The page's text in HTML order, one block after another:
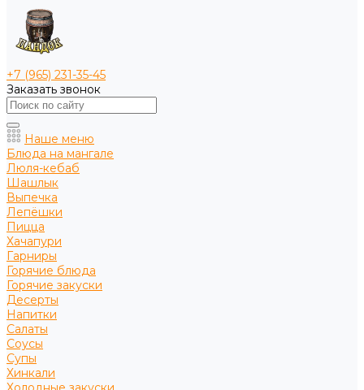
+7 (965) 231-35-45
Заказать звонок
Наше меню
Блюда на мангале
Люля-кебаб
Шашлык
Выпечка
Лепёшки
Пицца
Хачапури
Гарниры
Горячие блюда
Горячие закуски
Десерты
Напитки
Салаты
Соусы
Супы
Хинкали